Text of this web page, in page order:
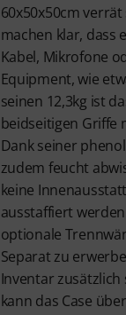
60x50x50cm
machen klar, dass
Kabel, Mikrofone
Equipment, wie
seinen 12,3kg ist
beidseitigen Griffe
Dank seiner
zudem feucht
keine
ausstaffiert
optionale
Separat zu
Inventar
kann das Case